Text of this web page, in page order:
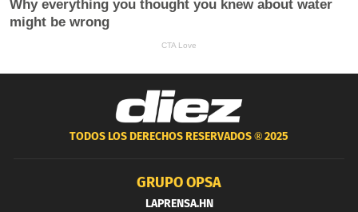
TODOS LOS DERECHOS RESERVADOS ®2025
GRUPO OPSA
LAPRENSA.HN